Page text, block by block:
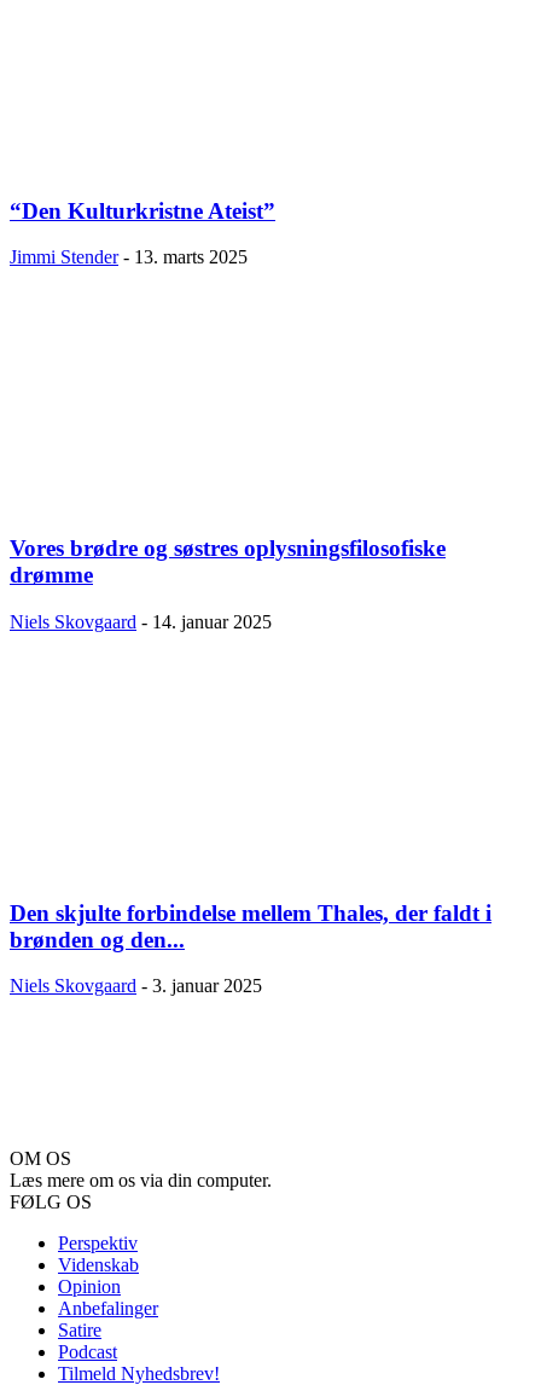
“Den Kulturkristne Ateist”
Jimmi Stender - 13. marts 2025
Vores brødre og søstres oplysningsfilosofiske
drømme
Niels Skovgaard - 14. januar 2025
Den skjulte forbindelse mellem Thales, der faldt i
brønden og den...
Niels Skovgaard - 3. januar 2025
OM OS
Læs mere om os via din computer.
FØLG OS
Perspektiv
Videnskab
Opinion
Anbefalinger
Satire
Podcast
Tilmeld Nyhedsbrev!